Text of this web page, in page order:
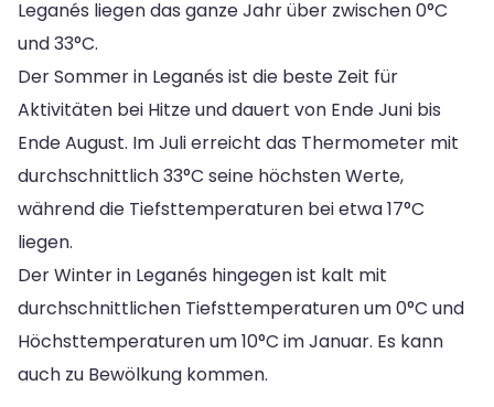
Leganés liegen das ganze Jahr über zwischen 0°C
und 33°C.
Der Sommer in Leganés ist die beste Zeit für
Aktivitäten bei Hitze und dauert von Ende Juni bis
Ende August. Im Juli erreicht das Thermometer mit
durchschnittlich 33°C seine höchsten Werte,
während die Tiefsttemperaturen bei etwa 17°C
liegen.
Der Winter in Leganés hingegen ist kalt mit
durchschnittlichen Tiefsttemperaturen um 0°C und
Höchsttemperaturen um 10°C im Januar. Es kann
auch zu Bewölkung kommen.